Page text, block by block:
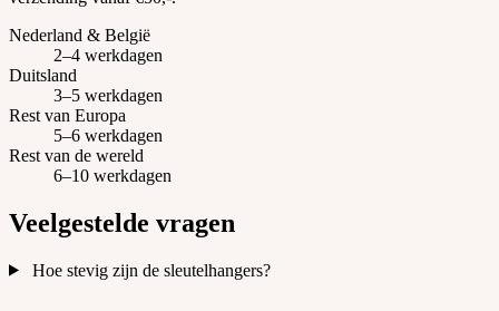
Nederland & België
2–4 werkdagen
Duitsland
3–5 werkdagen
Rest van Europa
5–6 werkdagen
Rest van de wereld
6–10 werkdagen
Veelgestelde vragen
Hoe stevig zijn de sleutelhangers?